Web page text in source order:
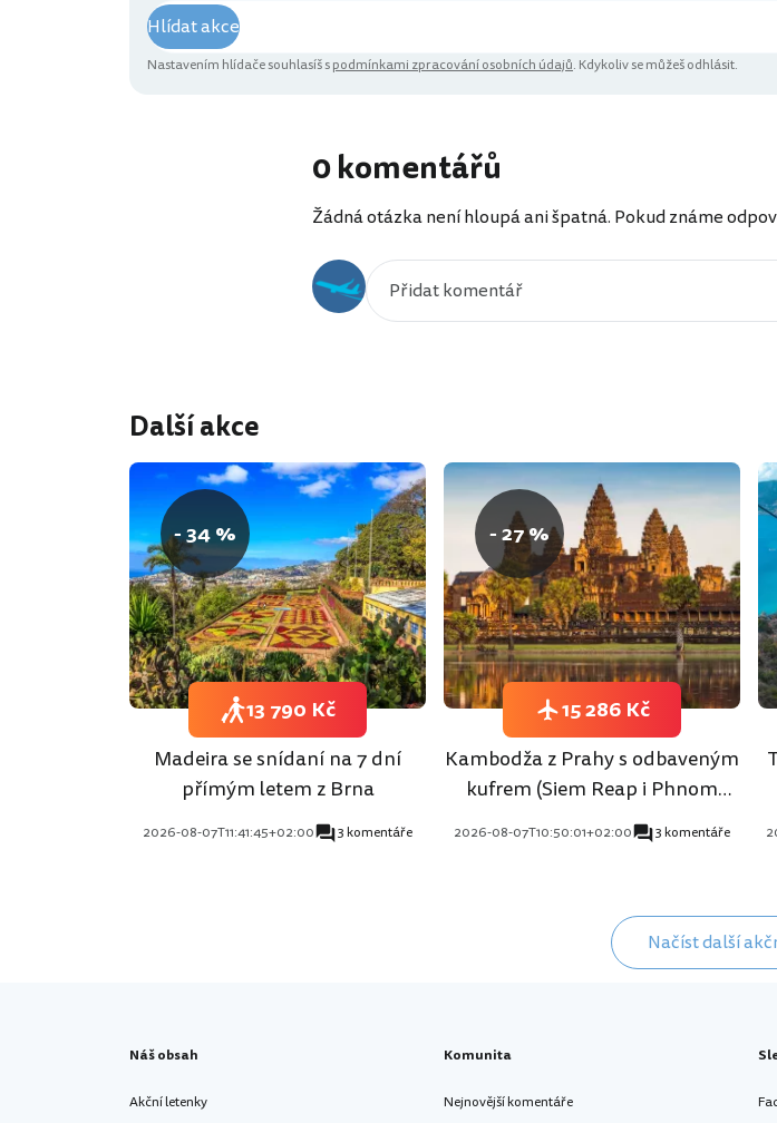
Hlídat akce
Nastavením hlídače souhlasíš spodmínkami zpracování osobních údajů. Kdykoliv se můžeš odhlásit.
0 komentářů
Žádná otázka není hloupá ani špatná. Pokud známe
Další akce
- 34 %
Madeira se snídaní na 7 dní
přímým letem z Brna
2026-08-07T11:41:45+02:00 3 komentáře
13 790 Kč
- 27 %
Kambodža z Prahy s odbaveným
kufrem (Siem Reap i Phnom
2026-08-07T10:50:01+02:00 3 komentáře
15 286 Kč
Načíst další
Náš obsah
Akční letenky
Komunita
Nejnovější komentáře